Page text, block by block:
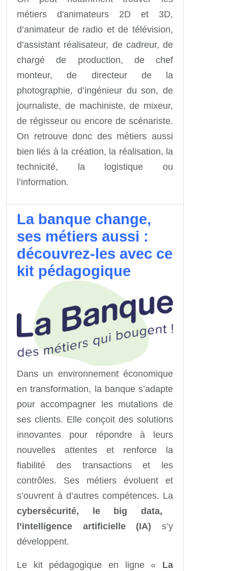
métiers d'animateurs 2D et 3D,
d’animateur de radio et de télévision,
d’assistant réalisateur, de cadreur, de
chargé de production, de chef
monteur, de directeur de la
photographie, d’ingénieur du son, de
journaliste, de machiniste, de mixeur,
de régisseur ou encore de scénariste.
On retrouve donc des métiers aussi
bien liés à la création, la réalisation, la
technicité, la logistique ou
l’information.
La banque change,
ses métiers aussi :
découvrez-les avec ce
kit pédagogique
Dans un environnement économique
en transformation, la banque s’adapte
pour accompagner les mutations de
ses clients. Elle conçoit des solutions
innovantes pour répondre à leurs
nouvelles attentes et renforce la
fiabilité des transactions et les
contrôles. Ses métiers évoluent et
s’ouvrent à d’autres compétences. La
cybersécurité, le big data,
l’intelligence artificielle (IA) s’y
développent.
Le kit pédagogique en ligne « La